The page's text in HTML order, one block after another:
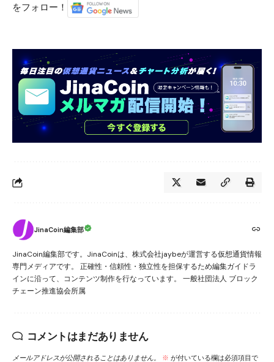
をフォロー！
JinaCoin編集部
JinaCoin編集部です。JinaCoinは、株式会社jaybeが運営する仮想通貨情報
専門メディアです。 正確性・信頼性・独立性を担保するため編集ガイドラ
インに沿って、コンテンツ制作を行なっています。 一般社団法人 ブロック
チェーン推進協会所属
コメントはまだありません
メールアドレスが公開されることはありません。 ※ が付いている欄は必須項目で